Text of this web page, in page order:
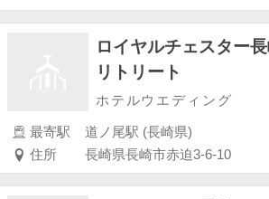
ロイヤルチェスター
リトリート
ホテルウエディング
最寄駅
道ノ尾駅 (長崎県)
住所
長崎県長崎市赤迫3-6-10